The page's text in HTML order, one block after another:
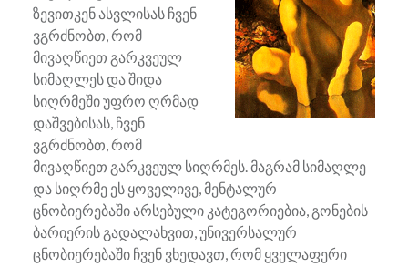
ზევითკენ ასვლისას ჩვენ
ვგრძნობთ, რომ
მივაღწიეთ გარკვეულ
სიმაღლეს და შიდა
სიღრმეში უფრო ღრმად
დაშვებისას, ჩვენ
ვგრძნობთ, რომ
მივაღწიეთ გარკვეულ სიღრმეს. მაგრამ სიმაღლე
და სიღრმე ეს ყოველივე, მენტალურ
ცნობიერებაში არსებული კატეგორიებია, გონების
ბარიერის გადალახვით, უნივერსალურ
ცნობიერებაში ჩვენ ვხედავთ, რომ ყველაფერი